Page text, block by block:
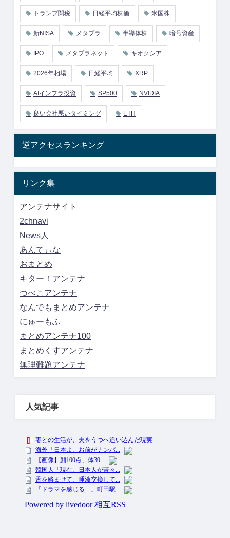
トランプ関税 日経平均株価 米国株
新NISA メタプラ 半導体株 暗号資産
IPO メタプラネット キオクシア
2026年相場 日経平均 XRP
AIインフラ投資 SP500 NVIDIA
良い会社悪いタイミング ETH
逆アクセスランキング
リンク集
アンテナサイト
2chnavi
News人
あんてぃな
おまとめ
キター！アンテナ
つべこアンテナ
なんでもまとめアンテナ
にゅーもふ
まとめアンテナ100
まとめくすアンテナ
無理難題アンテナ
人気記事